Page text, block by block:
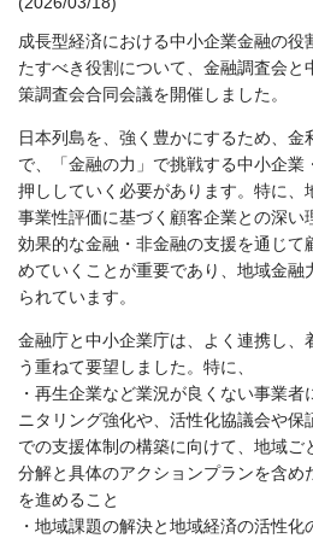
成長型経済における中小企業金融の役
たすべき役割について、金融調査会と
策調査会合同会議を開催しました。
日本列島を、強く豊かにするため、金
で、「金融の力」で挑戦する中小企業
押ししていく必要があります。特に、
事業性評価に基づく顧客企業との深い
効果的な金融・非金融の支援を通じて
めていくことが重要であり、地域金融
られています。
金融庁と中小企業庁は、よく連携し、
う重ねて要望しました。特に、
・再生企業など業況が良くない事業
ニタリング強化や、活性化協議会や保
での支援体制の構築に向けて、地域ご
分解と具体のアクションプランを含め
を進めること
・地域課題の解決と地域経済の活性